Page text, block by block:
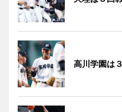
高川学園は